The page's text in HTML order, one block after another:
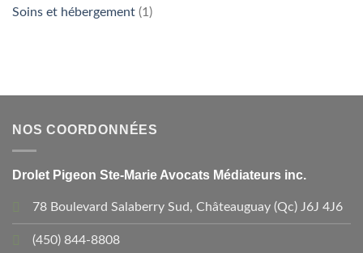
Soins et hébergement (1)
NOS COORDONNÉES
Drolet Pigeon Ste-Marie Avocats Médiateurs inc.
78 Boulevard Salaberry Sud, Châteauguay (Qc) J6J 4J6
(450) 844-8808